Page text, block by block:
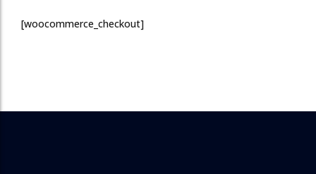
[woocommerce_checkout]